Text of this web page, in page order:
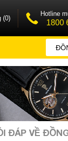
(0)
Hotline
1800
ĐÁP VỀ